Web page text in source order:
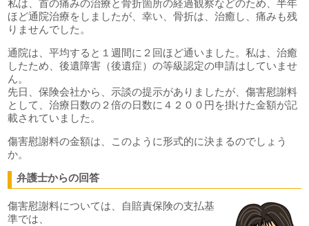
私は、首の痛みの治療と骨折箇所の経過観察などのため、半年
ほど通院治療をしましたが、幸い、骨折は、治癒し、痛みも残
りませんでした。
通院は、平均すると１週間に２回ほど通いました。私は、治癒
したため、後遺障害（後遺症）の等級認定の申請はしていませ
ん。
先日、保険会社から、示談の提示がありましたが、傷害慰謝料
として、治療日数の２倍の日数に４２００円を掛けた金額が記
載されていました。
傷害慰謝料の金額は、このように形式的に決まるのでしょう
か。
弁護士からの回答
傷害慰謝料については、自賠責保険の支払基
準では、